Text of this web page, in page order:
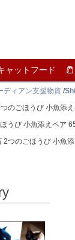
ャットフード
ディアン支援物資 /
のごほうび 小魚添
うび 小魚添えペア
2つのごほうび 小魚